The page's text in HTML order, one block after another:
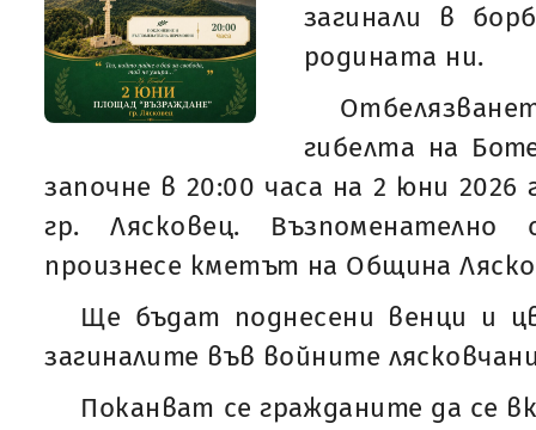
загинали в
родината ни.
гибелта на
започне в 20:00 часа на 2 юни 2026
гр. Лясковец.
произнесе кметът на Община
Ще бъдат поднесени венци и
загиналите във войните
Поканват се гражданите да се